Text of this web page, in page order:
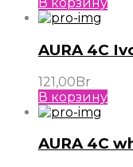
AURA 4C
121,00Br
В корзину
AURA 4C